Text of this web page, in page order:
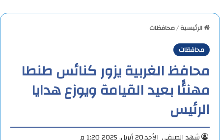
الرئيسية/محافظات
محافظات
محافظ الغربية يزور كنائس طنطا
مهنئًا بعيد القيامة ويوزع هدايا
الرئيس